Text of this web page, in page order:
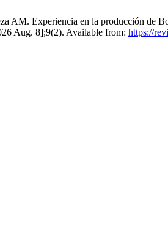
AM. Experiencia en la producción de
Aug. 8];9(2). Available from: https://